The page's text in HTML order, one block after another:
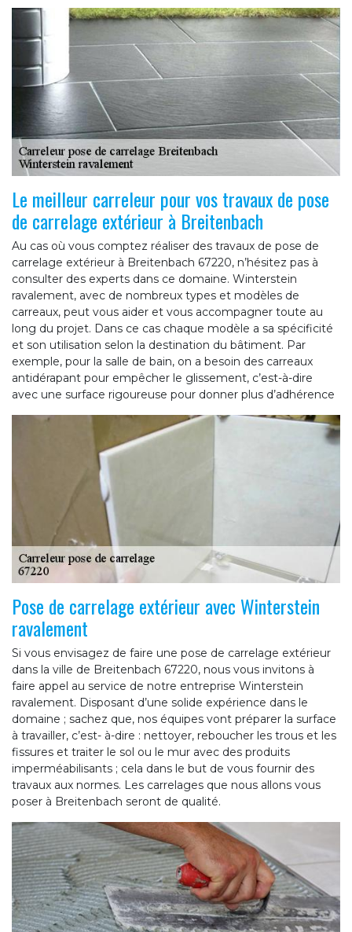
Le meilleur carreleur pour vos travaux de pose
de carrelage extérieur à Breitenbach
Au cas où vous comptez réaliser des travaux de pose de
carrelage extérieur à Breitenbach 67220, n’hésitez pas à
consulter des experts dans ce domaine. Winterstein
ravalement, avec de nombreux types et modèles de
carreaux, peut vous aider et vous accompagner toute au
long du projet. Dans ce cas chaque modèle a sa spécificité
et son utilisation selon la destination du bâtiment. Par
exemple, pour la salle de bain, on a besoin des carreaux
antidérapant pour empêcher le glissement, c’est-à-dire
avec une surface rigoureuse pour donner plus d’adhérence
Pose de carrelage extérieur avec Winterstein
ravalement
Si vous envisagez de faire une pose de carrelage extérieur
dans la ville de Breitenbach 67220, nous vous invitons à
faire appel au service de notre entreprise Winterstein
ravalement. Disposant d’une solide expérience dans le
domaine ; sachez que, nos équipes vont préparer la surface
à travailler, c’est- à-dire : nettoyer, reboucher les trous et les
fissures et traiter le sol ou le mur avec des produits
imperméabilisants ; cela dans le but de vous fournir des
travaux aux normes. Les carrelages que nous allons vous
poser à Breitenbach seront de qualité.